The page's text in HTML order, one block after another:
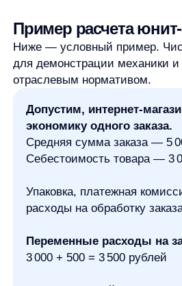
Пограничный результат требует
проверки. Если маржа небольшая,
небольшие изменения в скидках,
логистике или рекламных ставках
перевести юнит в минус.
Особенно осторожно нужно
к универсальным нормам вроде
LTV/CAC или «правильного» срока
Такие ориентиры зависят от модели
категории, периода,
benchmark легко превращается в
экономики
Юнит-экономика полезна только при